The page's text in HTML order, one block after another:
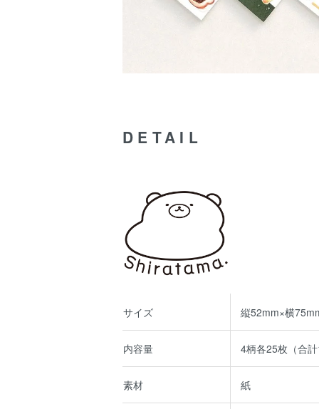
DETAIL
サイズ 縦52mm×横
内容量 4柄各25枚（合計
素材 紙